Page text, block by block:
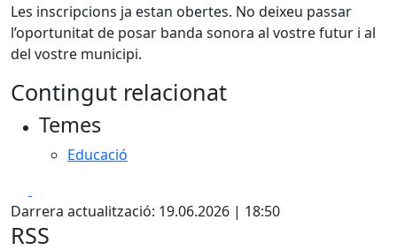
Les inscripcions ja estan obertes. No deixeu passar
l’oportunitat de posar banda sonora al vostre futur i al
del vostre municipi.
Contingut relacionat
Temes
Educació
Darrera actualització: 19.06.2026 | 18:50
RSS